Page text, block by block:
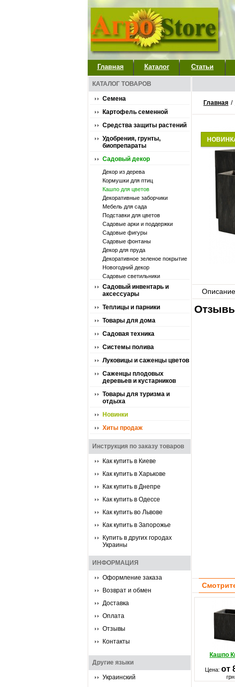
Главная Каталог Статьи
КАТАЛОГ ТОВАРОВ
Семена
Картофель семенной
Средства защиты растений
Удобрения, грунты,
биопрепараты
Садовый декор
Декор из дерева
Кормушки для птиц
Кашпо для цветов
Декоративные заборчики
Мебель для сада
Подставки для цветов
Садовые арки и поддержки
Садовые фигуры
Садовые фонтаны
Декор для пруда
Декоративное зеленое покрытие
Новогодний декор
Садовые светильники
Садовый инвентарь и
аксессуары
Теплицы и парники
Товары для дома
Садовая техника
Системы полива
Луковицы и саженцы цветов
Саженцы плодовых
деревьев и кустарников
Товары для туризма и
отдыха
Новинки
Хиты продаж
Инструкция по заказу товаров
Как купить в Киеве
Как купить в Харькове
Как купить в Днепре
Как купить в Одессе
Как купить во Львове
Как купить в Запорожье
Купить в других городах
Украины
ИНФОРМАЦИЯ
Оформление заказа
Возврат и обмен
Доставка
Оплата
Отзывы
Контакты
Другие языки
Украинский
Главная /
Описание
Кашпо
Цена: от
грн.